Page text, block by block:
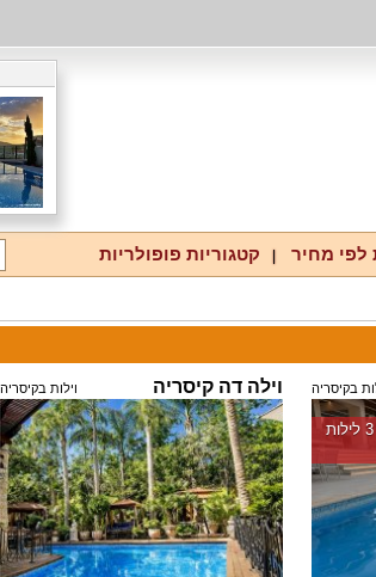
לפי מחיר קטגוריות פופולריות
בקיסריה
החל מ-‏13000 ₪ ללילה למזמינים 3 לילות
וילה דה קיסריה וילות בקיסריה